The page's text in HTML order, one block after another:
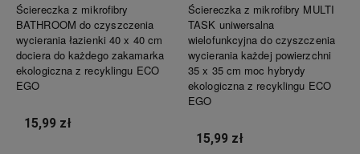
Ściereczka z mikrofibry
BATHROOM do czyszczenia
wycierania łazienki 40 x 40 cm
dociera do każdego zakamarka
ekologiczna z recyklingu ECO
EGO
15,99 zł
Ściereczka z mikrofibry MULTI
TASK uniwersalna
wielofunkcyjna do czyszczenia
wycierania każdej powierzchni
35 x 35 cm moc hybrydy
ekologiczna z recyklingu ECO
EGO
15,99 zł